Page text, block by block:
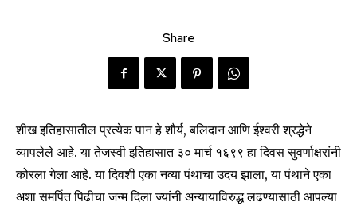
Share
शीख इतिहासातील प्रत्येक पान हे शौर्य, बलिदान आणि ईश्वरी श्रद्धेने
व्यापलेले आहे. या तेजस्वी इतिहासात ३० मार्च १६९९ हा दिवस सुवर्णाक्षरांनी
कोरला गेला आहे. या दिवशी एका नव्या पंथाचा उदय झाला, या पंथाने एका
अशा समर्पित पिढीचा जन्म दिला ज्यांनी अन्यायाविरुद्ध लढण्यासाठी आपल्या